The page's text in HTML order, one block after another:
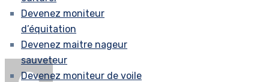
Devenez moniteur
d’équitation
Devenez maitre nageur
sauveteur
Devenez moniteur de voile